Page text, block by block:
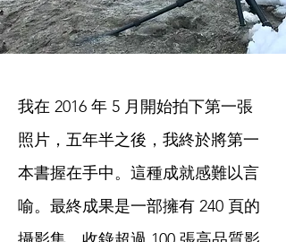
我在 2016 年 5 月開始拍下第一張
照片，五年半之後，我終於將第一
本書握在手中。這種成就感難以言
喻。最終成果是一部擁有 240 頁的